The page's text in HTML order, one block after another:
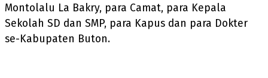
Montolalu La Bakry, para Camat, para Kepala
Sekolah SD dan SMP, para Kapus dan para Dokter
se-Kabupaten Buton.